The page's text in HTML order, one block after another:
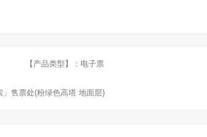
【产品类型】： 电子票
售票处(粉绿色高塔 地面层)